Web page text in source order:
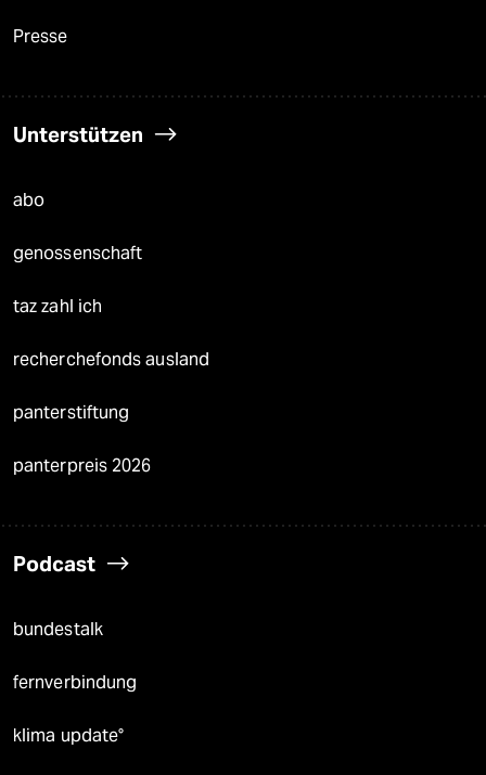
Presse
Unterstützen
abo
genossenschaft
taz zahl ich
recherchefonds ausland
panterstiftung
panterpreis 2026
Podcast
bundestalk
fernverbindung
klima update°